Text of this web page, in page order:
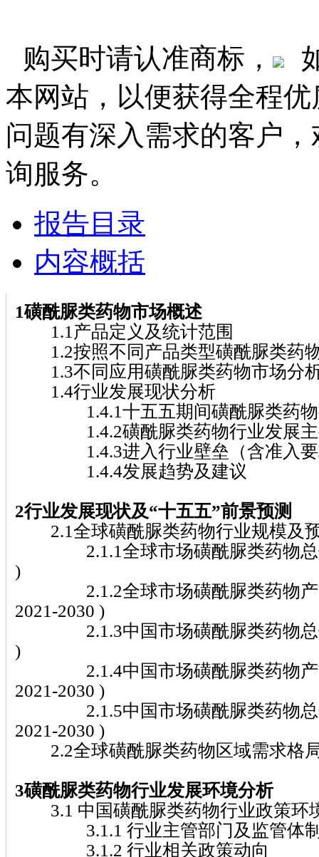
购买时请认准商标，
本网站，以便获得全程
问题有深入需求的客户
询服务。
报告目录
内容概括
1磺酰脲类药物市场概述
1.1产品定义及统计范围
1.2按照不同产品类型磺酰脲类药
1.3不同应用磺酰脲类药物市场分
1.4行业发展现状分析
1.4.1十五五期间磺酰脲类药物
1.4.2磺酰脲类药物行业发展主
1.4.3进入行业壁垒（含准入要
1.4.4发展趋势及建议
2行业发展现状及“十五五”前景预测
2.1全球磺酰脲类药物行业规模及
2.1.1全球市场磺酰脲类药物总
)
2.1.2全球市场磺酰脲类药物产
2021-2030 )
2.1.3中国市场磺酰脲类药物总
)
2.1.4中国市场磺酰脲类药物产
2021-2030 )
2.1.5中国市场磺酰脲类药物总
2021-2030 )
2.2全球磺酰脲类药物区域需求格
3磺酰脲类药物行业发展环境分析
3.1 中国磺酰脲类药物行业政策环
3.1.1 行业主管部门及监管体
3.1.2 行业相关政策动向